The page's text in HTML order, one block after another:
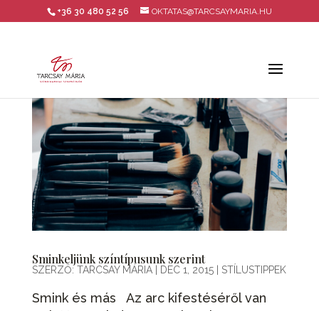
+36 30 480 52 56 OKTATAS@TARCSAYMARIA.HU
Sminkeljünk színtípusunk szerint
SZERZŐ: TARCSAY MÁRIA| DEC 1, 2015| STÍLUSTIPPEK
Smink és más Az arc kifestéséről van